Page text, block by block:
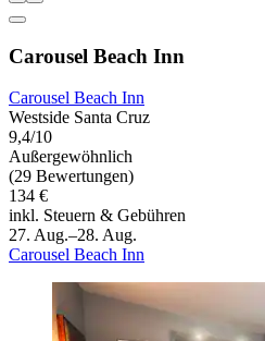
Carousel Beach Inn
Carousel Beach Inn
Westside Santa Cruz
9,4/10
Außergewöhnlich
(29 Bewertungen)
134 €
inkl. Steuern & Gebühren
27. Aug.–28. Aug.
Carousel Beach Inn